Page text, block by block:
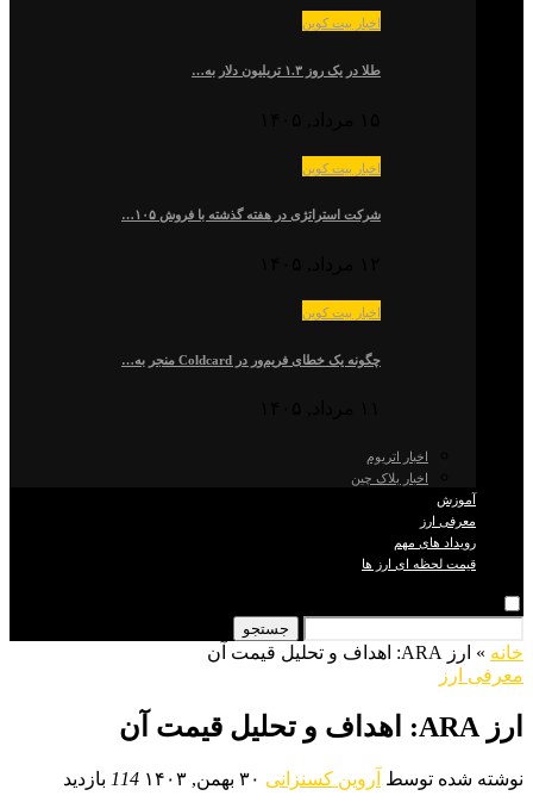
اخبار بیت کوین
طلا در یک روز ۱.۳ تریلیون دلار به…
اخبار بیت کوین
شرکت استراتژی در هفته گذشته با فروش ۱۰۵…
اخبار بیت کوین
چگونه یک خطای فریم‌ور در Coldcard منجر به…
اخبار اتریوم
اخبار بلاک چین
آموزش
معرفی ارز
رویداد های مهم
قیمت لحظه ای ارز ها
جستجو
خانه » ارز ARA: اهداف و تحلیل قیمت آن
معرفی ارز
ارز ARA: اهداف و تحلیل قیمت آن
نوشته شده توسط آروین کسنزانی ۳۰ بهمن, ۱۴۰۳ 114 بازدید